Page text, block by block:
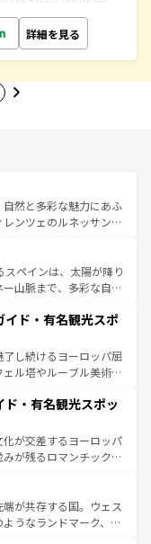
詳細を見る
然と多彩な魅力にあふ
ンツェのルネッサンス
やアマルフィ海岸の絶
光の合間には、本場の
料理を堪能することも
ない旅をしてみよう！
ペインは、太陽が降り
山脈まで、多彩な自然
フラメンコ、熱気あふ
生活の一部となってい
囲気や、バルセロナの
古代ローマ遺跡や中世
なるスペインはその個
ド・有名観光スポ
し続けるヨーロッパ屈
ル塔やルーブル美術館
麗な宮殿、歴史的な大
自然が、訪れる者を心
食の国としても知ら
化遺産にも登録されて
楽しみ方が可能だ。さ
れており、どの街角に
。パリ以外の個性あふ
・有名観光スポッ
が交差するヨーロッパ
が残るロマンチック街
飽きることがない。ベ
のアルプスの絶景、そ
た風景は必見。ビール
が共存する国。ウェス
うなランドマーク、歴